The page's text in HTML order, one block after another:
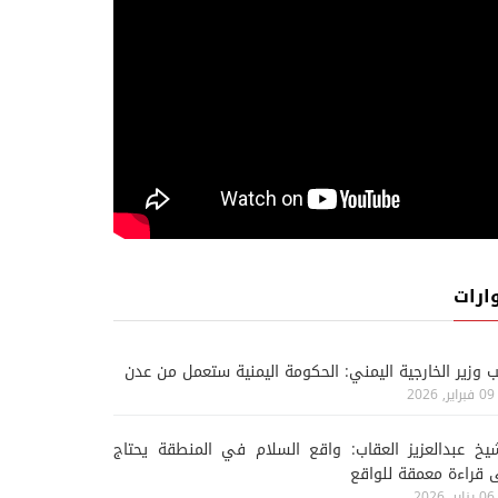
وزير الخارجية اليمني: الحكومة اليمنية ستعمل من عدن
09 فبراير, 2026
عبدالعزيز العقاب: واقع السلام في المنطقة يحتاج
قراءة معمقة للواقع